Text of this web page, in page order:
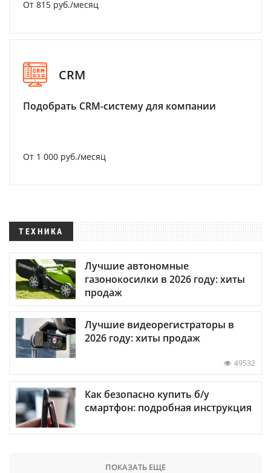
От 815 руб./месяц
CRM
Подобрать CRM-систему для компании
От 1 000 руб./месяц
ТЕХНИКА
Лучшие автономные
газонокосилки в 2026 году: хиты
продаж
Лучшие видеорегистраторы в
2026 году: хиты продаж
49532
Как безопасно купить б/у
смартфон: подробная инструкция
ПОКАЗАТЬ ЕЩЕ